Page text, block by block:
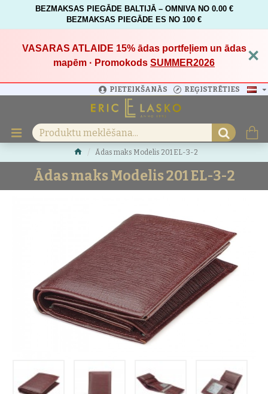
BEZMAKSAS PIEGĀDE BALTIJĀ – OMNIVA NO 0.00 €
BEZMAKSAS PIEGĀDE ES NO 100 €
VASARAS ATLAIDE 15%ādas portfeļiem un ādas
mapēm · Promokods SUMMER2026 ×
PIETEIKŠANĀS REĢISTRĒTIES
Ādas maks Modelis 201 EL-3-2
Ādas maks Modelis 201 EL-3-2